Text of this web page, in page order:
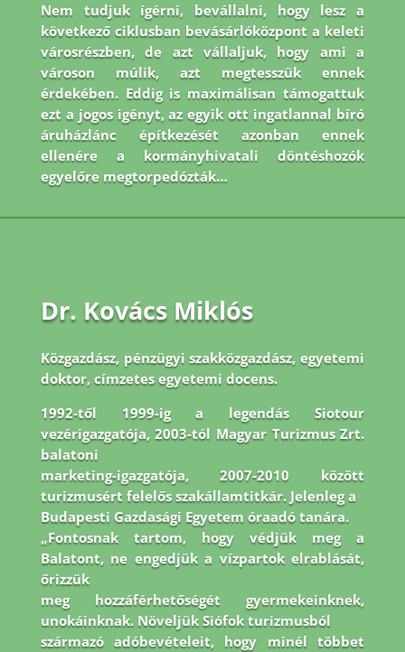
Nem tudjuk ígérni, bevállalni, hogy lesz a
következő ciklusban bevásárlóközpont a keleti
városrészben, de azt vállaljuk, hogy ami a
városon múlik, azt megtesszük ennek
érdekében. Eddig is maximálisan támogattuk
ezt a jogos igényt, az egyik ott ingatlannal bíró
áruházlánc építkezését azonban ennek
ellenére a kormányhivatali döntéshozók
egyelőre megtorpedózták…
Dr. Kovács Miklós
Közgazdász, pénzügyi szakközgazdász, egyetemi
doktor, címzetes egyetemi docens.
1992-től 1999-ig a legendás Siotour
vezérigazgatója, 2003-tól Magyar Turizmus Zrt.
balatoni
marketing-igazgatója, 2007-2010 között
turizmusért felelős szakállamtitkár. Jelenleg a
Budapesti Gazdasági Egyetem óraadó tanára.
„Fontosnak tartom, hogy védjük meg a
Balatont, ne engedjük a vízpartok elrablását,
őrizzük
meg hozzáférhetőségét gyermekeinknek,
unokáinknak. Növeljük Siófok turizmusból
származó adóbevételeit, hogy minél többet